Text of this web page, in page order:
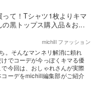
て！Tシャツ1枚よりキマ
の黒トップス購入品＆お...
michill ファッション
。そんなマンネリ解消に頼れ
でコーデが今っぽくキマる優
今回は、おしゃれさんが実際
ーデをmichill編集部がご紹介